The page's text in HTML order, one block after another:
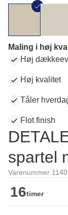
Maling i høj
Høj
Høj kvalitet
Tåler
Flot finish
spartel
Varenummer
16timer